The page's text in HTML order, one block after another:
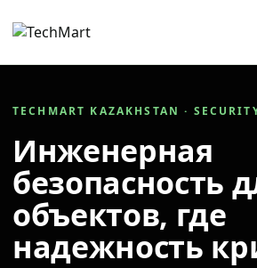
TECHMART KAZAKHSTAN ·
Инженерная
безопасность
объектов, где
надежность